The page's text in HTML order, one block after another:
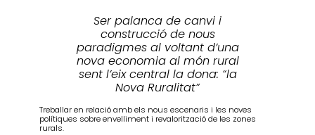
Ser palanca de canvi i
construcció de nous
paradigmes al voltant d’una
nova economia al món rural
sent l’eix central la dona: “la
Nova Ruralitat”
Treballar en relació amb els nous escenaris i les noves
polítiques sobre envelliment i revalorització de les zones
rurals.